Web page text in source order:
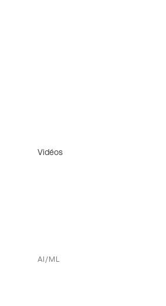
Vidéos
AI/ML